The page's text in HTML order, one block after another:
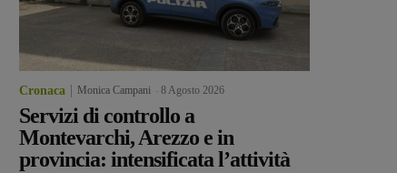
Cronaca Monica Campani 8 Agosto 2026
Servizi di controllo a
Montevarchi, Arezzo e in
provincia: intensificata l’attività